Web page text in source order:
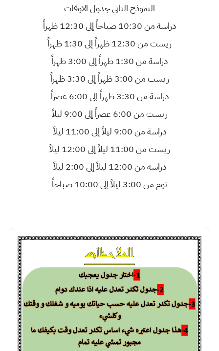
النموذج الثاني جدول الاوقات
دراسة من 10:30 صباحاً إلى 12:30 ظهراً
ريست من 12:30 ظهراً إلى 1:30 ظهراً
دراسة من 1:30 ظهراً إلى 3:00 ظهراً
ريست من 3:00 ظهراً إلى 3:30 ظهراً
دراسة من 3:30 ظهراً إلى 6:00 عصراً
ريست من 6:00 عصراً إلى 9:00 ليلاً
دراسة من 9:00 ليلاً إلى 11:00 ليلاً
ريست من 11:00 ليلاً إلى 12:00 ليلاً
دراسة من 12:00 ليلاً إلى 2:00 ليلاً
نوم من 3:00 ليلاً إلى 10:00 صباحاً